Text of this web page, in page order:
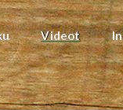
Videot